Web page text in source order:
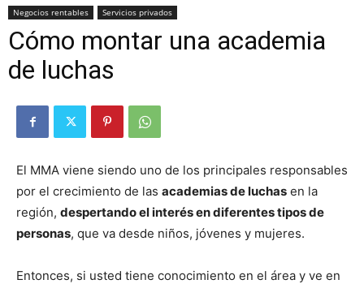
Negocios rentables Servicios privados
Cómo montar una academia
de luchas
El MMA viene siendo uno de los principales responsables
por el crecimiento de las academias de luchas en la
región, despertando el interés en diferentes tipos de
personas, que va desde niños, jóvenes y mujeres.
Entonces, si usted tiene conocimiento en el área y ve en